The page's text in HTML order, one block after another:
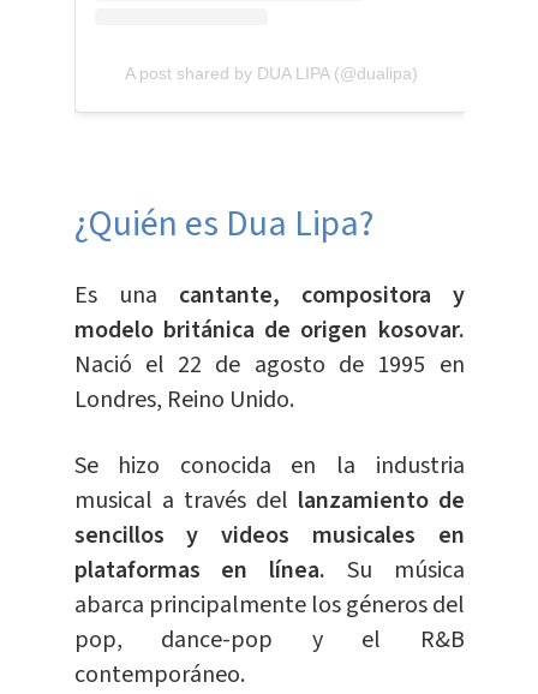
A post shared by DUA LIPA (@dualipa)
¿Quién es Dua Lipa?
Es una cantante, compositora y
modelo británica de origen kosovar.
Nació el 22 de agosto de 1995 en
Londres, Reino Unido.
Se hizo conocida en la industria
musical a través del lanzamiento de
sencillos y videos musicales en
plataformas en línea. Su música
abarca principalmente los géneros del
pop, dance-pop y el R&B
contemporáneo.